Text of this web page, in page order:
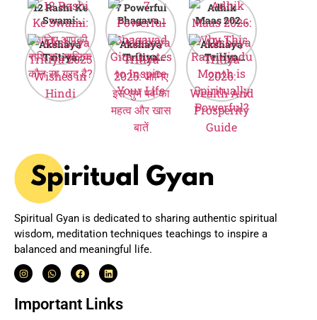
12 Rashi Ke
Swami:
जानिए आपकी
राशि का मालिक
कौन सा ग्रह है?
7 Powerful
Bhagavad
Gita Quotes
to Inspire
Your Life
Adhik
Maas 2026:
Why This
Rare Hindu
Month is
Spiritually
Powerful?
Akshaya
Tritiya
2025
Wishes in
Hindi
Akshaya
Tritiya
2025: जानिए
इस शुभ पर्व का
महत्व और खास
बातें
Akshaya
Tritiya
2026:
Wealth And
Prosperity
Guide
Spiritual Gyan is dedicated to sharing authentic spiritual
wisdom, meditation techniques teachings to inspire a
balanced and meaningful life.
Important Links